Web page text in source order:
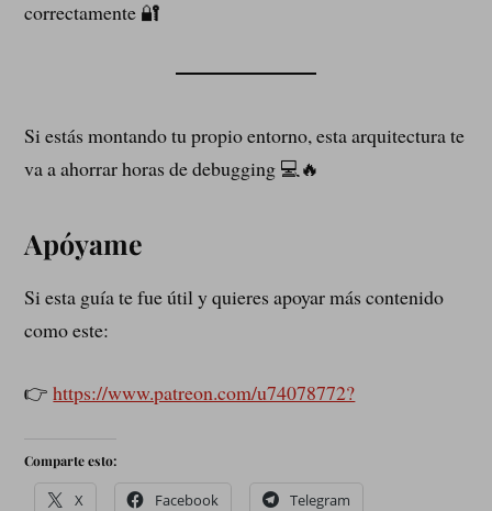
correctamente 🔐
Si estás montando tu propio entorno, esta arquitectura te
va a ahorrar horas de debugging 💻🔥
Apóyame
Si esta guía te fue útil y quieres apoyar más contenido
como este:
👉https://www.patreon.com/u74078772?
Comparte esto:
X Facebook Telegram